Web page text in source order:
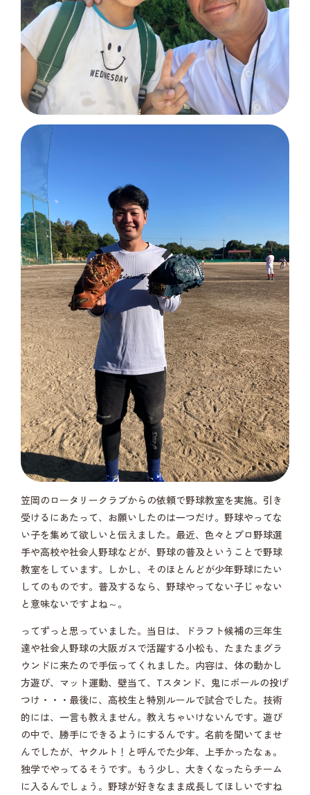
笠岡のロータリークラブからの依頼で野球教室を実施。引き
受けるにあたって、お願いしたのは一つだけ。野球やってな
い子を集めて欲しいと伝えました。最近、色々とプロ野球選
手や高校や社会人野球などが、野球の普及ということで野球
教室をしています。しかし、そのほとんどが少年野球にたい
してのものです。普及するなら、野球やってない子じゃない
と意味ないですよね～。
ってずっと思っていました。当日は、ドラフト候補の三年生
達や社会人野球の大阪ガスで活躍する小松も、たまたまグラ
ウンドに来たので手伝ってくれました。内容は、体の動かし
方遊び、マット運動、壁当て、Tスタンド、鬼にボールの投げ
つけ・・・最後に、高校生と特別ルールで試合でした。技術
的には、一言も教えません。教えちゃいけないんです。遊び
の中で、勝手にできるようにするんです。名前を聞いてませ
んでしたが、ヤクルト！と呼んでた少年、上手かったなぁ。
独学でやってるそうです。もう少し、大きくなったらチーム
に入るんでしょう。野球が好きなまま成長してほしいですね